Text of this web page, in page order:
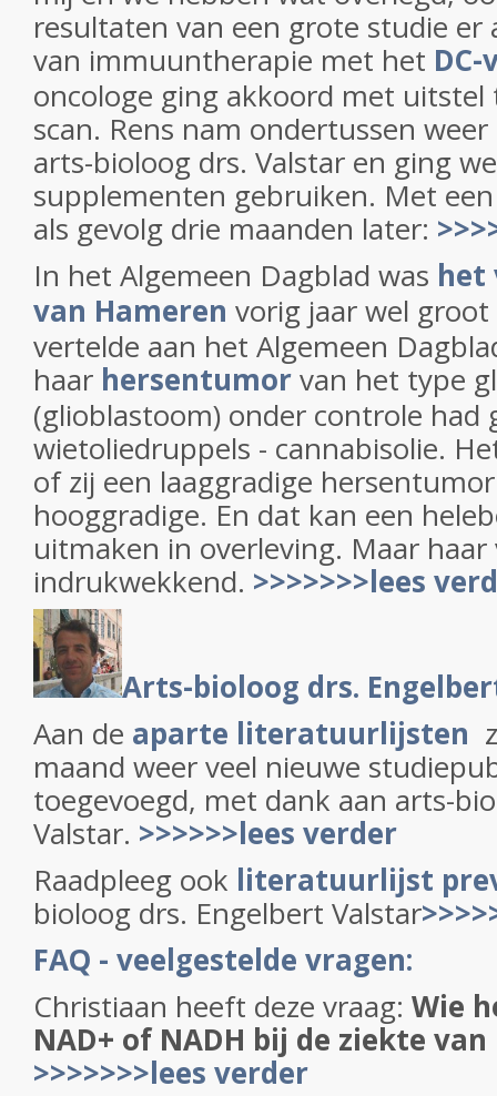
resultaten van een grote studie er
van immuuntherapie met het
oncologe ging akkoord met uitstel
scan. Rens nam ondertussen
arts-bioloog drs. Valstar en ging
supplementen gebruiken. Met
als gevolg drie maanden later:
In het Algemeen Dagblad was het
van Hameren vorig jaar wel
vertelde aan het Algemeen
haar hersentumorvan het type
(glioblastoom) onder controle had
wietoliedruppels - cannabisolie.
of zij een laaggradige
hooggradige. En dat kan een
uitmaken in overleving. Maar haar
indrukwekkend. >>>>>>>lees
Arts-bioloog drs.
Aan de aparte literatuurlijsten
maand weer veel nieuwe
toegevoegd, met dank aan arts-
Valstar. >>>>>>lees verder
Raadpleeg ook literatuurlijst
bioloog drs. Engelbert Valstar
FAQ - veelgestelde vragen:
Christiaan heeft deze vraag: Wie
NAD+ of NADH bij de ziekte
>>>>>>>lees verder